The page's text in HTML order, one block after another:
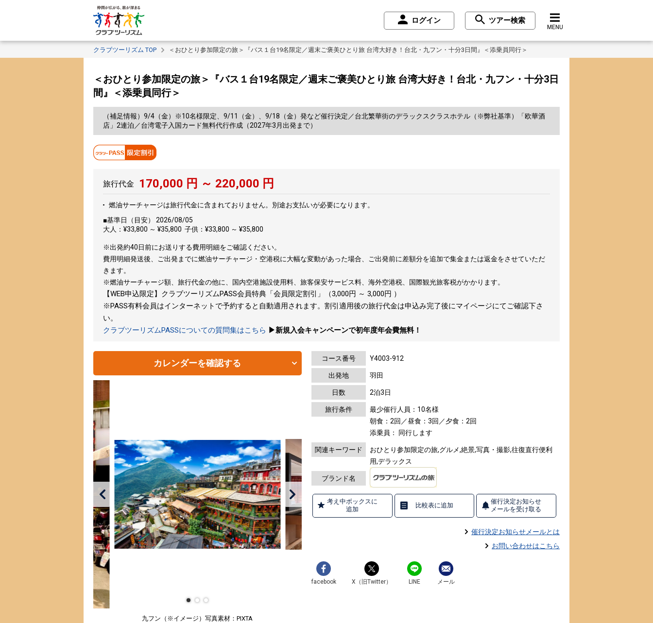
ログイン ツアー検索
MENU
クラブツーリズム TOP ＜おひとり参加限定の旅＞『バス１台19名限定／週末ご褒美ひとり旅 台湾大好き！台北・九フン・十分3日間』＜添乗員同行＞
＜おひとり参加限定の旅＞『バス１台19名限定／週末ご褒美ひとり旅 台湾大好き！台北・九フン・十分3日
間』＜添乗員同行＞
（補足情報）9/4（金）※10名様限定、9/11（金）、9/18（金）発など催行決定／台北繁華街のデラックスクラスホテル（※弊社基準）「欧華酒
店」2連泊／台湾電子入国カード無料代行作成（2027年3月出発まで）
旅行代金 170,000 円 ～ 220,000 円
燃油サーチャージは旅行代金に含まれておりません。別途お支払いが必要になります。
■基準日（目安） 2026/08/05
大人：¥33,800 ～ ¥35,800 子供：¥33,800 ～ ¥35,800
※出発約40日前にお送りする費用明細をご確認ください。
費用明細発送後、ご出発までに燃油サーチャージ・空港税に大幅な変動があった場合、ご出発前に差額分を追加で集金または返金をさせていただ
きます。
※燃油サーチャージ額、旅行代金の他に、国内空港施設使用料、旅客保安サービス料、海外空港税、国際観光旅客税がかかります。
【WEB申込限定】クラブツーリズムPASS会員特典「会員限定割引」（3,000円 ～ 3,000円 ）
※PASS有料会員はインターネットで予約すると自動適用されます。割引適用後の旅行代金は申込み完了後にマイページにてご確認下さ
い。
クラブツーリズムPASSについての質問集はこちら ▶新規入会キャンペーンで初年度年会費無料！
カレンダーを確認する
九フン（※イメージ）写真素材：PIXTA
コース番号 Y4003-912
出発地 羽田
日数 2泊3日
旅行条件
最少催行人員：10名様
朝食：2回／昼食：3回／夕食：2回
添乗員： 同行します
関連キーワード
おひとり参加限定の旅,グルメ,絶景,写真・撮影,往復直行便利
用,デラックス
ブランド名
考え中ボックスに
追加
比較表に追加
催行決定お知らせ
メールを受け取る
催行決定お知らせメールとは
お問い合わせはこちら
facebook X（旧Twitter） LINE メール